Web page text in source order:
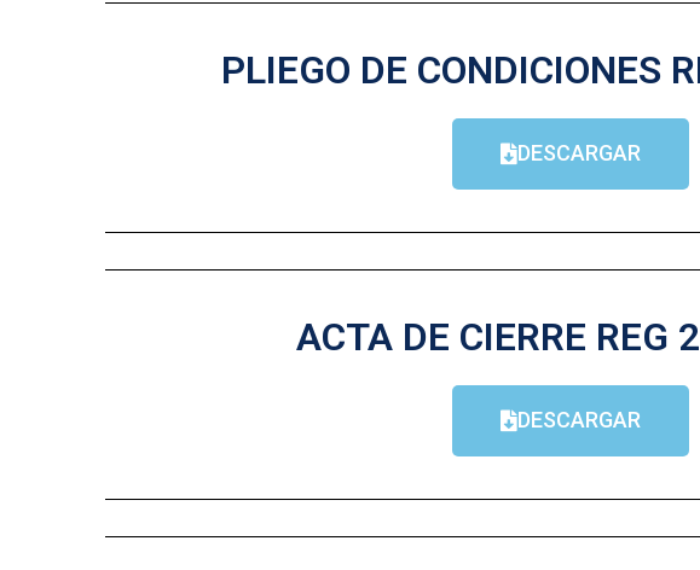
PLIEGO DE CONDICIONES
DESCARGAR
ACTA DE CIERRE REG
DESCARGAR